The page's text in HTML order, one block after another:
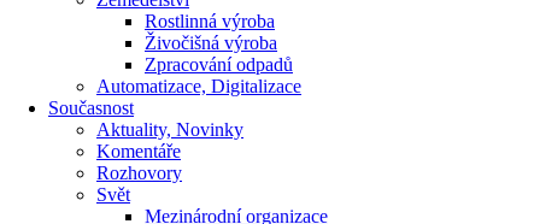
Rostlinná výroba
Živočišná výroba
Zpracování odpadů
Automatizace, Digitalizace
Současnost
Aktuality, Novinky
Komentáře
Rozhovory
Svět
Mezinárodní organizace